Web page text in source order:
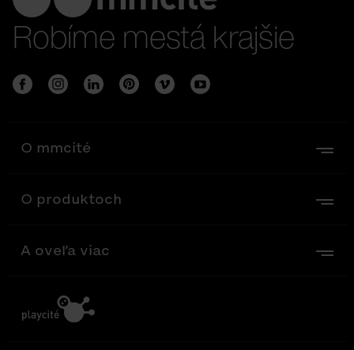
Robíme mestá krajšie
O mmcité
O produktoch
A oveľa viac